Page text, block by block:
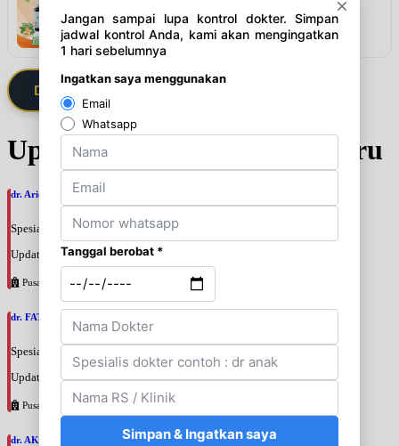
Lihat detail & harga →
Daftarkan Saya via Member VIP
Update Jadwal Dokter terbaru
dr. Ario Baskoro, SpU
Spesialis: Bedah Urologi
Update terakhir: 2026-08-06 18:46:06
Pusat Pertamina
dr. FATAN ABSHARI, SpU
Spesialis: Bedah Urologi
Update terakhir: 2026-08-06 18:42:13
Pusat Pertamina
dr. AKBARI WAHYUDI KUSUMAH, SpU